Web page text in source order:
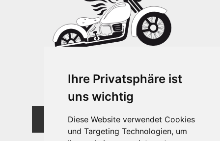
Ihre Privatsphäre ist
uns wichtig
Diese Website verwendet Cookies
und Targeting Technologien, um
SÜDTIROL